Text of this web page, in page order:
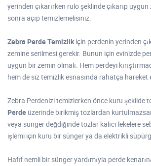
yerinden çıkarırken rulo şeklinde çıkarıp
sonra açıp temizlemelisiniz.
Zebra Perde Temizlikiçin perdenin yerinden
zemine serilmesi gerekir. Bunun için evinizde
uygun bir zemin olmalı. Hem perdeyi
hem de siz temizlik esnasında rahatça hareket
Zebra Perdenizi temizlerken önce kuru şekilde
Perde üzerinde birikmiş tozlardan
veya sünger değdiğinde tozlar kalıcı lekelere
işlemi için kuru bir sünger ya da elektrikli
Hafif nemli bir sünger yardımıyla perde